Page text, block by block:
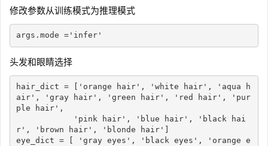
修改参数从训练模式为推理模式
args . mode ='infer'
头发和眼睛选择
hair_dict = 'orange hair' , 'white hair' ,
'aqua h
air' , 'gray hair' , 'green hair' , 'red hair' ,
'pur
ple hair' ,
'pink hair' , 'blue hair' ,
'black hai
r' , 'brown hair' , 'blonde hair'
eye_dict = 'gray eyes' , 'black eyes' ,
'orange e